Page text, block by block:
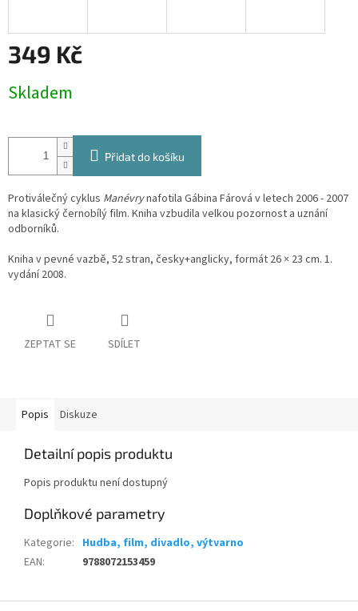
349 Kč
cena:
Skladem
Přidat do košíku
Protiválečný cyklus Manévrynafotila Gábina Fárová v letech 2006 - 2007
na klasický černobílý film. Kniha vzbudila velkou pozornost a uznání
odborníků.
Kniha v pevné vazbě, 52 stran, česky+anglicky, formát 26 × 23 cm. 1.
vydání 2008.
ZEPTAT SE SDÍLET
Popis Diskuze
Detailní popis produktu
Popis produktu není dostupný
Doplňkové parametry
Kategorie: Hudba, film, divadlo, výtvarno
EAN: 9788072153459